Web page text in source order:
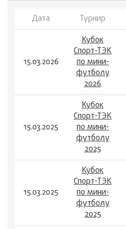
Дата Турнир
15.03.2026
Кубок
Спорт-ТЭК
по мини-
футболу
2026
15.03.2025
Кубок
Спорт-ТЭК
по мини-
футболу
2025
15.03.2025
Кубок
Спорт-ТЭК
по мини-
футболу
2025